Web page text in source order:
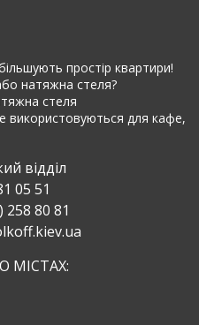
простір квартири!
натяжна стеля?
стеля
використовуються для кафе,
відділ
05 51
258 80 81